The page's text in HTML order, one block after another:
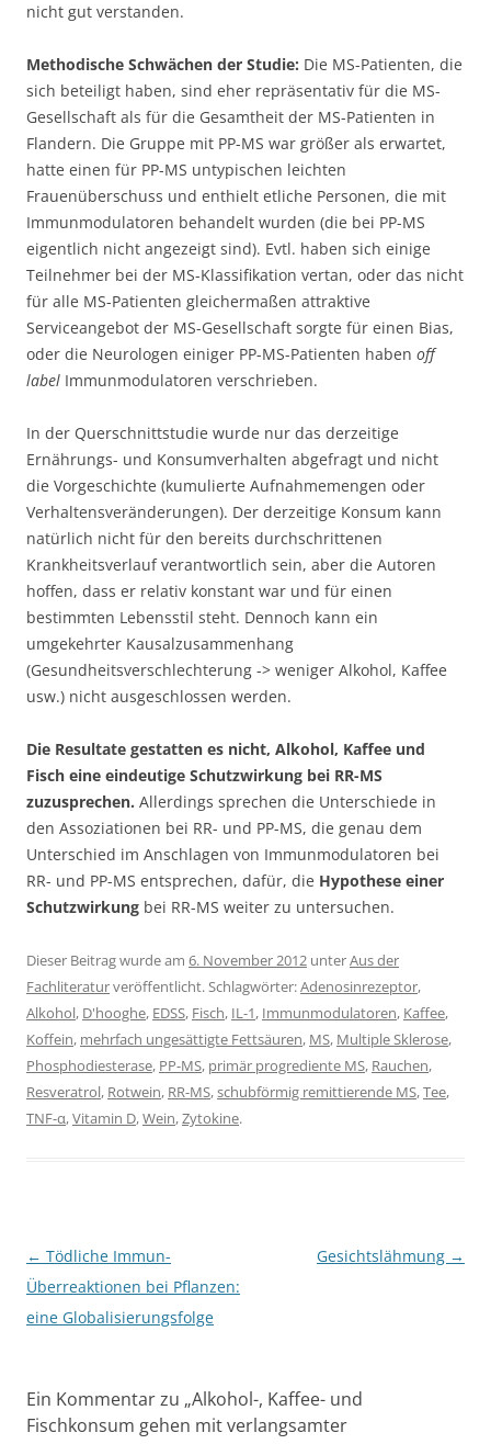
nicht gut verstanden.
Methodische Schwächen der Studie: Die MS-Patienten, die
sich beteiligt haben, sind eher repräsentativ für die MS-
Gesellschaft als für die Gesamtheit der MS-Patienten in
Flandern. Die Gruppe mit PP-MS war größer als erwartet,
hatte einen für PP-MS untypischen leichten
Frauenüberschuss und enthielt etliche Personen, die mit
Immunmodulatoren behandelt wurden (die bei PP-MS
eigentlich nicht angezeigt sind). Evtl. haben sich einige
Teilnehmer bei der MS-Klassifikation vertan, oder das nicht
für alle MS-Patienten gleichermaßen attraktive
Serviceangebot der MS-Gesellschaft sorgte für einen Bias,
oder die Neurologen einiger PP-MS-Patienten haben off
label Immunmodulatoren verschrieben.
In der Querschnittstudie wurde nur das derzeitige
Ernährungs- und Konsumverhalten abgefragt und nicht
die Vorgeschichte (kumulierte Aufnahmemengen oder
Verhaltensveränderungen). Der derzeitige Konsum kann
natürlich nicht für den bereits durchschrittenen
Krankheitsverlauf verantwortlich sein, aber die Autoren
hoffen, dass er relativ konstant war und für einen
bestimmten Lebensstil steht. Dennoch kann ein
umgekehrter Kausalzusammenhang
(Gesundheitsverschlechterung -> weniger Alkohol, Kaffee
usw.) nicht ausgeschlossen werden.
Die Resultate gestatten es nicht, Alkohol, Kaffee und
Fisch eine eindeutige Schutzwirkung bei RR-MS
zuzusprechen. Allerdings sprechen die Unterschiede in
den Assoziationen bei RR- und PP-MS, die genau dem
Unterschied im Anschlagen von Immunmodulatoren bei
RR- und PP-MS entsprechen, dafür, die Hypothese einer
Schutzwirkung bei RR-MS weiter zu untersuchen.
Dieser Beitrag wurde am 6. November 2012 unterAus der
Fachliteraturveröffentlicht. Schlagwörter:Adenosinrezeptor,
Alkohol, D'hooghe, EDSS, Fisch, IL-1, Immunmodulatoren, Kaffee,
Koffein, mehrfach ungesättigte Fettsäuren, MS, Multiple Sklerose,
Phosphodiesterase, PP-MS, primär progrediente MS, Rauchen,
Resveratrol, Rotwein, RR-MS,schubförmig remittierende MS,Tee,
TNF-α,Vitamin D,Wein,Zytokine.
Beitragsnavigation
← Tödliche Immun-
Überreaktionen bei Pflanzen:
eine Globalisierungsfolge
Gesichtslähmung →
Ein Kommentar zu „Alkohol-, Kaffee- und
Fischkonsum gehen mit verlangsamter